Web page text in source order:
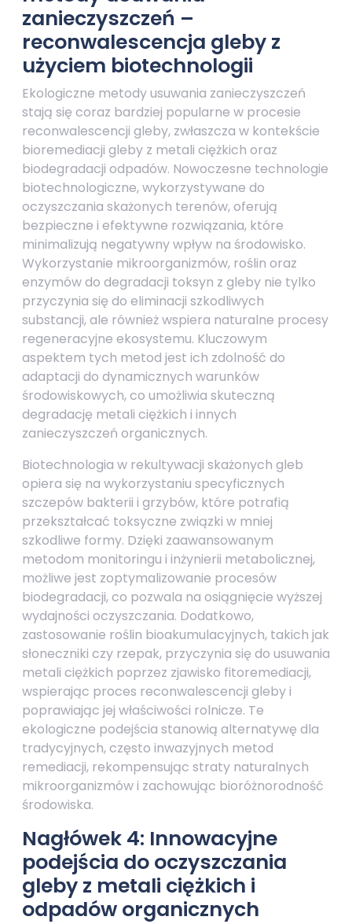
zanieczyszczeń –
reconwalescencja gleby z
użyciem biotechnologii
Ekologiczne metody usuwania zanieczyszczeń
stają się coraz bardziej popularne w procesie
reconwalescencji gleby, zwłaszcza w kontekście
bioremediacji gleby z metali ciężkich oraz
biodegradacji odpadów. Nowoczesne technologie
biotechnologiczne, wykorzystywane do
oczyszczania skażonych terenów, oferują
bezpieczne i efektywne rozwiązania, które
minimalizują negatywny wpływ na środowisko.
Wykorzystanie mikroorganizmów, roślin oraz
enzymów do degradacji toksyn z gleby nie tylko
przyczynia się do eliminacji szkodliwych
substancji, ale również wspiera naturalne procesy
regeneracyjne ekosystemu. Kluczowym
aspektem tych metod jest ich zdolność do
adaptacji do dynamicznych warunków
środowiskowych, co umożliwia skuteczną
degradację metali ciężkich i innych
zanieczyszczeń organicznych.
Biotechnologia w rekultywacji skażonych gleb
opiera się na wykorzystaniu specyficznych
szczepów bakterii i grzybów, które potrafią
przekształcać toksyczne związki w mniej
szkodliwe formy. Dzięki zaawansowanym
metodom monitoringu i inżynierii metabolicznej,
możliwe jest zoptymalizowanie procesów
biodegradacji, co pozwala na osiągnięcie wyższej
wydajności oczyszczania. Dodatkowo,
zastosowanie roślin bioakumulacyjnych, takich jak
słoneczniki czy rzepak, przyczynia się do usuwania
metali ciężkich poprzez zjawisko fitoremediacji,
wspierając proces reconwalescencji gleby i
poprawiając jej właściwości rolnicze. Te
ekologiczne podejścia stanowią alternatywę dla
tradycyjnych, często inwazyjnych metod
remediacji, rekompensując straty naturalnych
mikroorganizmów i zachowując bioróżnorodność
środowiska.
Nagłówek 4: Innowacyjne
podejścia do oczyszczania
gleby z metali ciężkich i
odpadów organicznych